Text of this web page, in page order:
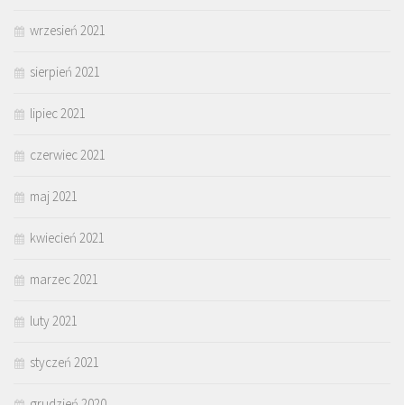
wrzesień 2021
sierpień 2021
lipiec 2021
czerwiec 2021
maj 2021
kwiecień 2021
marzec 2021
luty 2021
styczeń 2021